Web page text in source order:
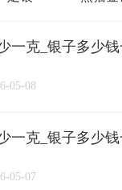
长城币 / 老
亚一金店
一克_银子多少
05-08
一克_银子多少
05-07